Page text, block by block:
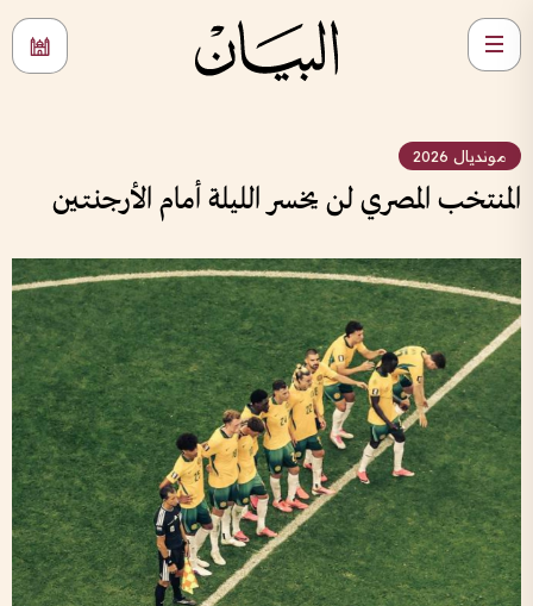
مونديال 2026
المنتخب المصري لن يخسر الليلة أمام الأرجنتين